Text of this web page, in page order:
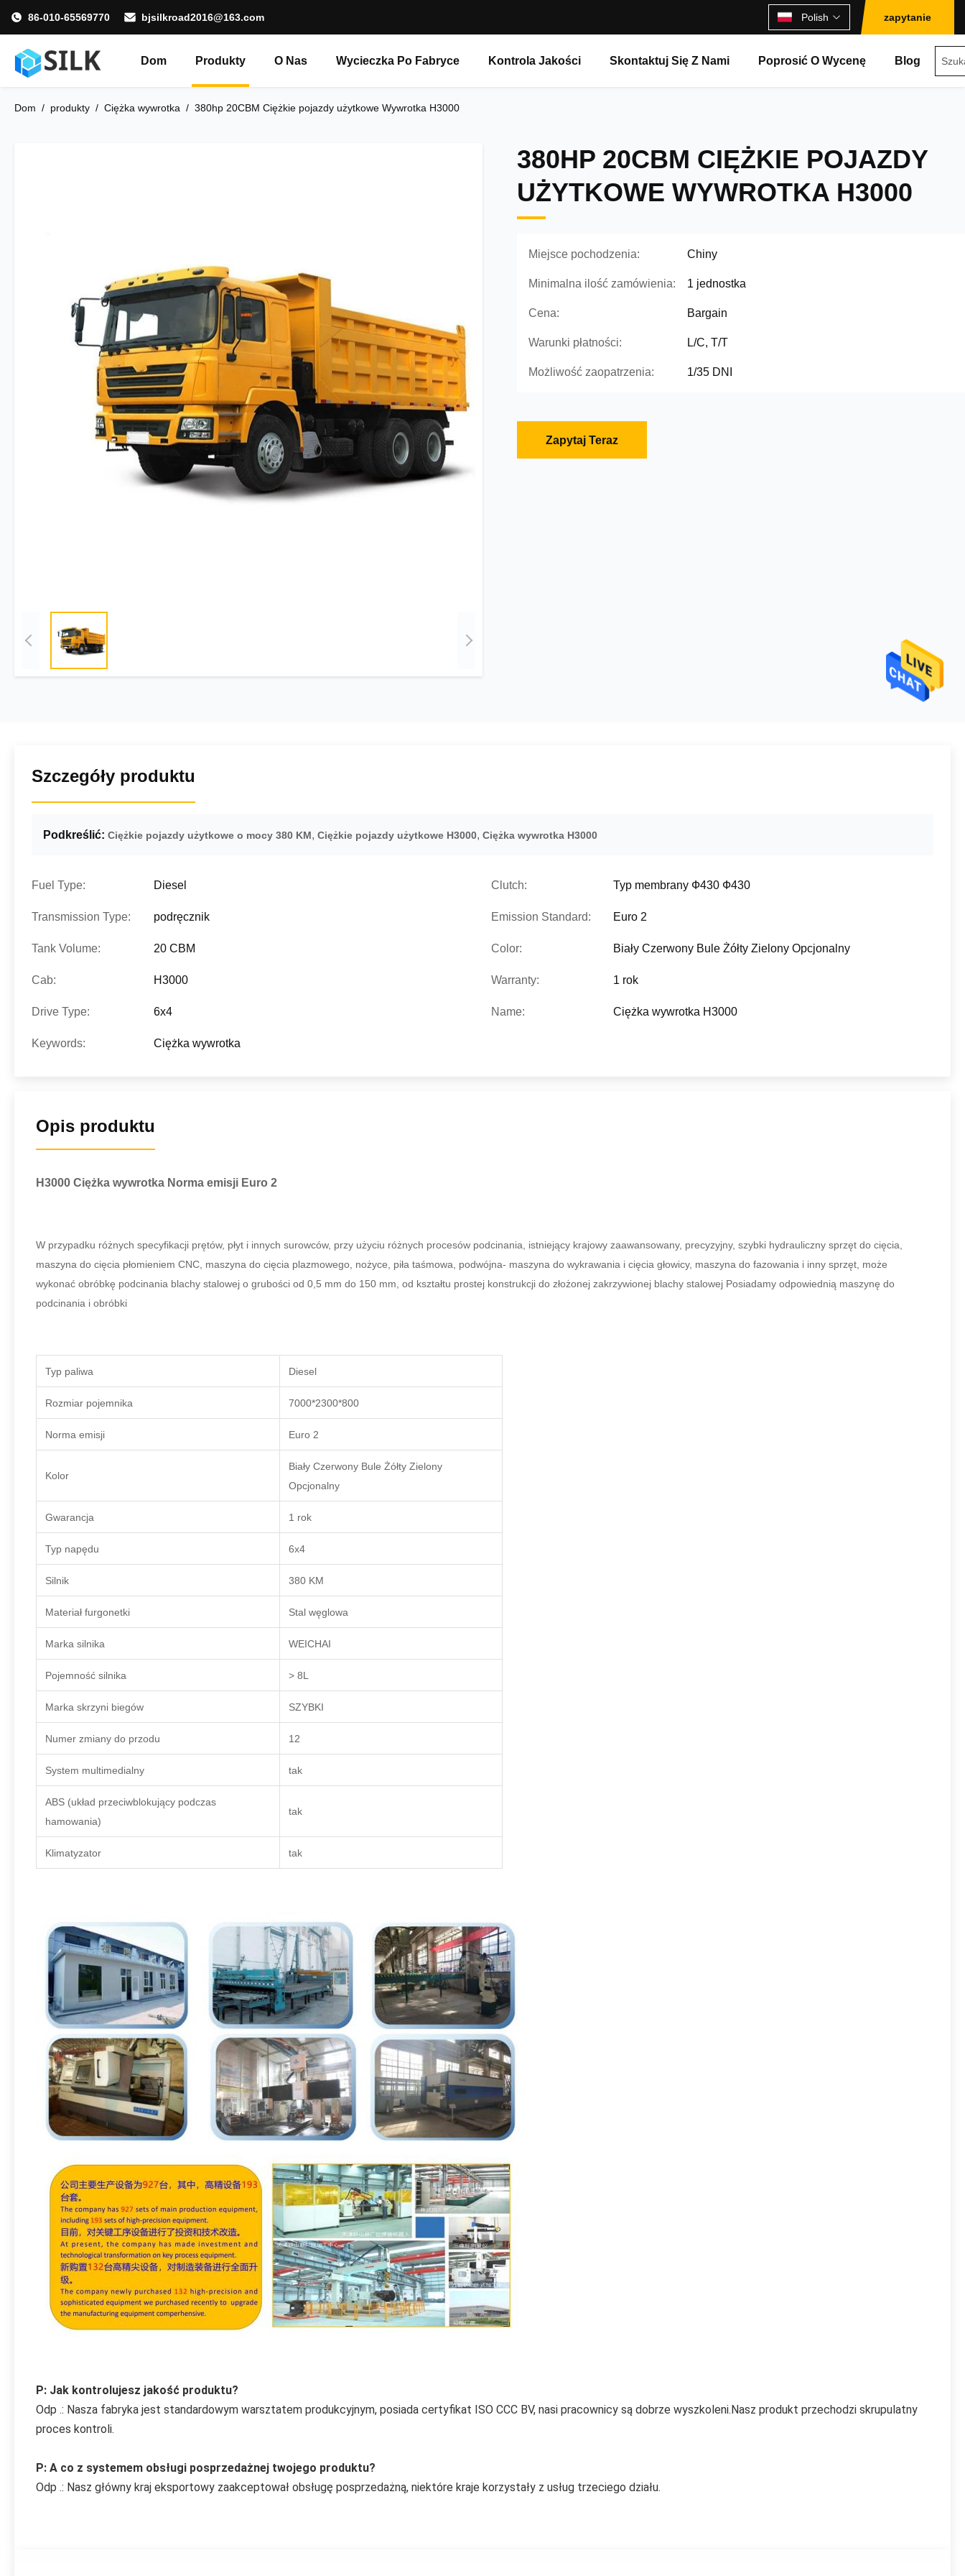
86-010-65569770 bjsilkroad2016@163.com Polish zapytanie
Dom Produkty O Nas Wycieczka Po Fabryce Kontrola Jakości Skontaktuj Się Z Nami Poprosić O Wycenę Blog
Dom / produkty / Ciężka wywrotka / 380hp 20CBM Ciężkie pojazdy użytkowe Wywrotka H3000
380HP 20CBM CIĘŻKIE POJAZDY
UŻYTKOWE WYWROTKA H3000
Miejsce pochodzenia: Chiny
Minimalna ilość zamówienia: 1 jednostka
Cena: Bargain
Warunki płatności: L/C, T/T
Możliwość zaopatrzenia: 1/35 DNI
Zapytaj Teraz
Szczegóły produktu
Podkreślić: Ciężkie pojazdy użytkowe o mocy 380 KM, Ciężkie pojazdy użytkowe H3000, Ciężka wywrotka H3000
Fuel Type: Diesel Clutch: Typ membrany Ф430 Ф430
Transmission Type: podręcznik Emission Standard: Euro 2
Tank Volume: 20 CBM Color: Biały Czerwony Bule Żółty Zielony Opcjonalny
Cab: H3000 Warranty: 1 rok
Drive Type: 6x4 Name: Ciężka wywrotka H3000
Keywords: Ciężka wywrotka
Opis produktu
H3000 Ciężka wywrotka Norma emisji Euro 2
W przypadku różnych specyfikacji prętów, płyt i innych surowców, przy użyciu różnych procesów podcinania, istniejący krajowy zaawansowany, precyzyjny, szybki hydrauliczny sprzęt do cięcia,
maszyna do cięcia płomieniem CNC, maszyna do cięcia plazmowego, nożyce, piła taśmowa, podwójna- maszyna do wykrawania i cięcia głowicy, maszyna do fazowania i inny sprzęt, może
wykonać obróbkę podcinania blachy stalowej o grubości od 0,5 mm do 150 mm, od kształtu prostej konstrukcji do złożonej zakrzywionej blachy stalowej Posiadamy odpowiednią maszynę do
podcinania i obróbki
Typ paliwa Diesel
Rozmiar pojemnika 7000*2300*800
Norma emisji Euro 2
Kolor
Biały Czerwony Bule Żółty Zielony
Opcjonalny
Gwarancja 1 rok
Typ napędu 6x4
Silnik 380 KM
Materiał furgonetki Stal węglowa
Marka silnika WEICHAI
Pojemność silnika > 8L
Marka skrzyni biegów SZYBKI
Numer zmiany do przodu 12
System multimedialny tak
ABS (układ przeciwblokujący podczas
hamowania)
tak
Klimatyzator tak
P: Jak kontrolujesz jakość produktu?
Odp .: Nasza fabryka jest standardowym warsztatem produkcyjnym, posiada certyfikat ISO CCC BV, nasi pracownicy są dobrze wyszkoleni.Nasz produkt przechodzi skrupulatny
proces kontroli.
P: A co z systemem obsługi posprzedażnej twojego produktu?
Odp .: Nasz główny kraj eksportowy zaakceptował obsługę posprzedażną, niektóre kraje korzystały z usług trzeciego działu.